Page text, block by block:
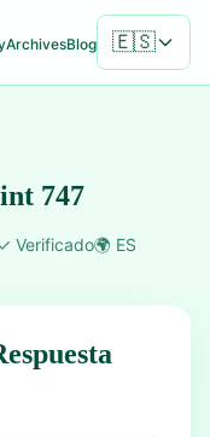
ArchivesBlog 🇪🇸
747
Verificado🌍 ES